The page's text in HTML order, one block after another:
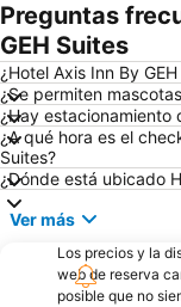
Preguntas
GEH Suites
¿Hotel Axis Inn By
¿Se permiten
¿Hay estacionamiento
¿A qué hora es el
Suites?
¿Dónde está ubicado
Ver más
Los precios y la
web de reserva
posible que no